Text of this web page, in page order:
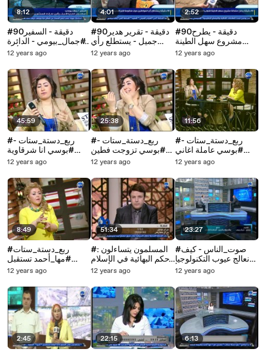
8:12
#90دقيقة - السفير
#جمال_بيومي - الدائرة
العربية من أهم
في مصر و السعودية
أكب
12 years ago
45:59
#ربع_دستة_ستات -
#بوسي انا شرقاوية
وامي كانت مطربة
ابن مستشار في بنها
12 years ago
8:49
#ربع_دستة_ستات
#مها_أحمد تستقبل
#بوسي بــ #اه_يا_دنيا
12 years ago
2:45
4:01
#90دقيقة - تقرير هدير
جميل - يستطلع رأي
المواطنين حول منظومة
12 years ago
25:38
#ربع_دستة_ستات -
#بوسي تزوجت فطين
مدير اعمالي وكان حب
12 years ago
51:34
#المسلمون يتساءلون :
حكم البهائية في الإسلام
وفتاوي كثيرة مفيدة
12 years ago
22:15
2:52
#90دقيقة - يطرح
مشروع سهل الطينة
12 years ago
11:56
#ربع_دستة_ستات -
#بوسي عاملة اغاني
للاطفال - وحكيم بالنسبة
12 years ago
23:27
#صوت_الناس - كيف
نعالج عيوب التكنولوجيا
الحديثة وكيف نتلافي خطأ
وسرقة بيانتنا
12 years ago
6:13